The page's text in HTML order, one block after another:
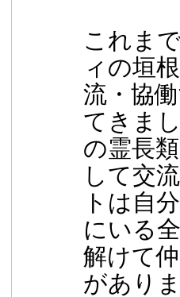
これま
ィの垣
流・協
てきま
の霊⻑
して交
トは自
にいる
解けて
がありま